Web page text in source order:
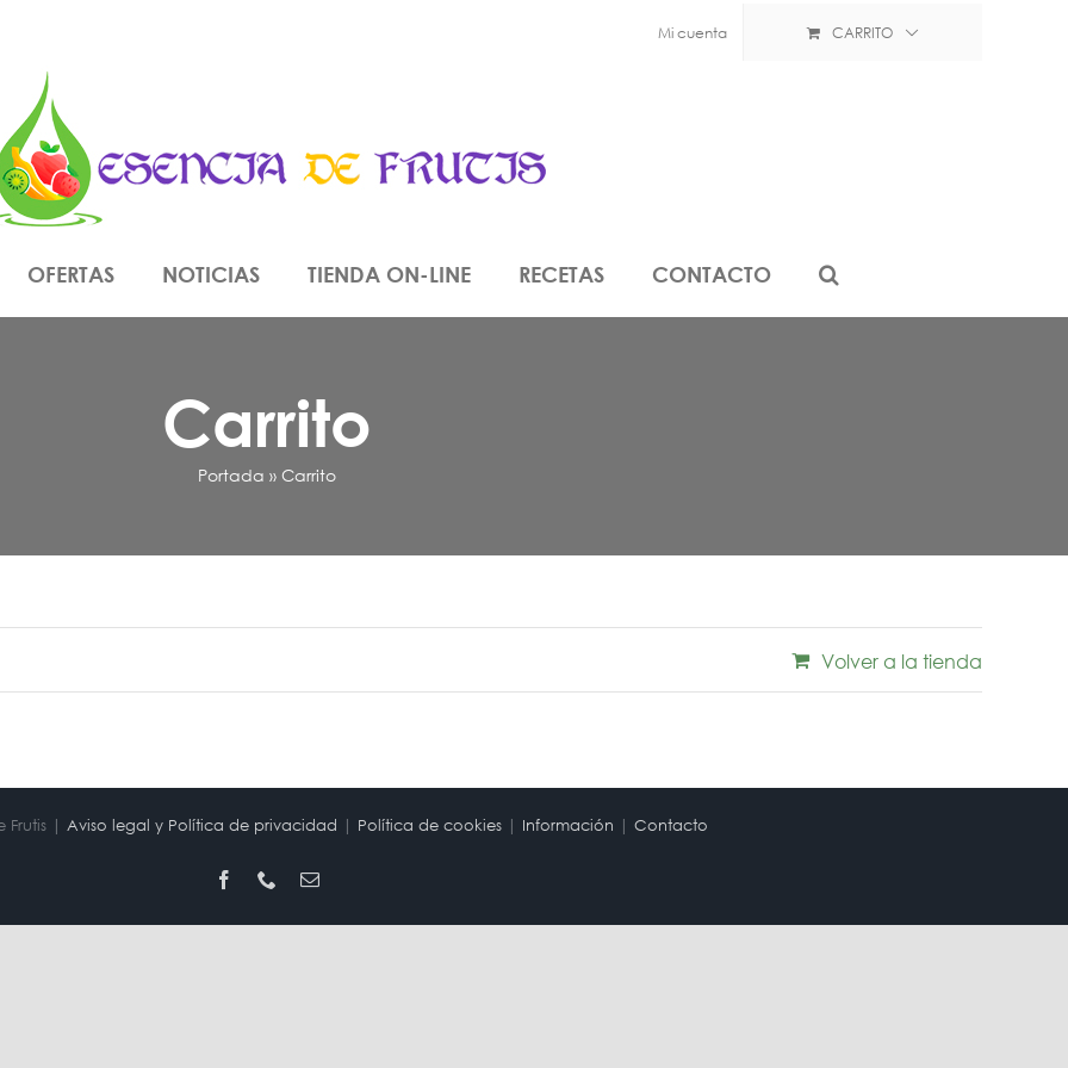
Mi cuenta CARRITO
OFERTAS NOTICIAS TIENDA ON-LINE RECETAS CONTACTO
Carrito
Portada » Carrito
Volver a la tienda
Frutis | Aviso legal y Política de privacidad | Política de cookies | Información | Contacto
Facebook
PhoneCorreo